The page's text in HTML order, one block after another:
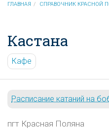
ГЛАВНАЯ СПРАВОЧНИК КРАСНОЙ
Кастана
Кафе
Расписание катаний на
пгт Красная Поляна